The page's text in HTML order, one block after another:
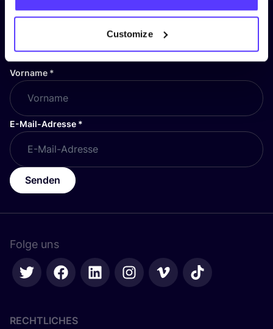
Customize
Abonniere unseren Newsletter
und bleibe auf dem Laufenden!
Vorname *
E-Mail-Adresse *
Senden
Folge uns
RECHTLICHES